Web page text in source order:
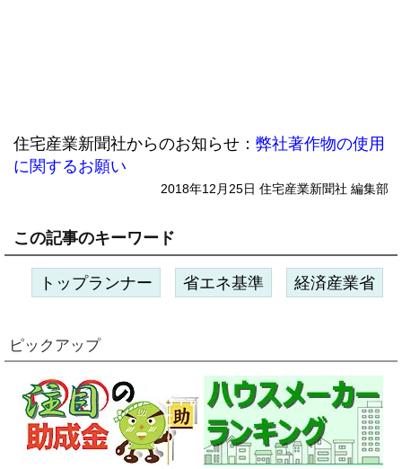
住宅産業新聞社からのお知らせ： 弊社著作物の使用
に関するお願い
2018年12月25日 住宅産業新聞社 編集部
この記事のキーワード
トップランナー 省エネ基準 経済産業省
ピックアップ